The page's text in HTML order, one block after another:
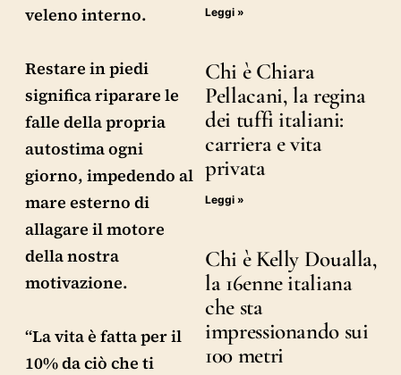
veleno interno.
Restare in piedi
significa riparare le
falle della propria
autostima ogni
giorno, impedendo al
mare esterno di
allagare il motore
della nostra
motivazione.
“La vita è fatta per il
10% da ciò che ti
Leggi »
Chi è Chiara
Pellacani, la regina
dei tuffi italiani:
carriera e vita
privata
Leggi »
Chi è Kelly Doualla,
la 16enne italiana
che sta
impressionando sui
100 metri